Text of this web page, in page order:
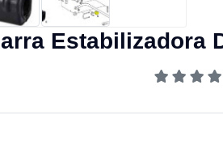
Estabilizadora